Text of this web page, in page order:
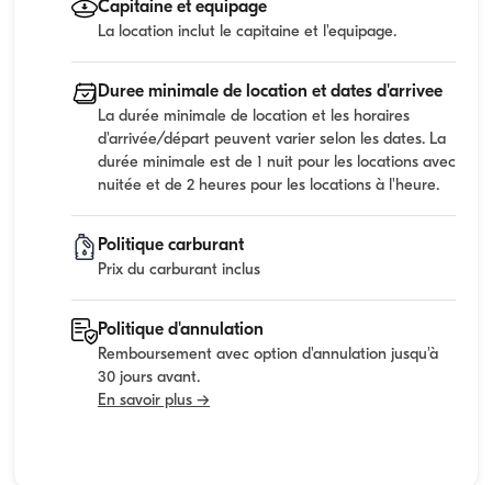
Capitaine et equipage
La location inclut le capitaine et l'equipage.
Duree minimale de location et dates d'arrivee
La durée minimale de location et les horaires
d'arrivée/départ peuvent varier selon les dates. La
durée minimale est de 1 nuit pour les locations avec
nuitée et de 2 heures pour les locations à l'heure.
Politique carburant
Prix du carburant inclus
Politique d'annulation
Remboursement avec option d'annulation jusqu'à
30 jours avant.
En savoir plus →